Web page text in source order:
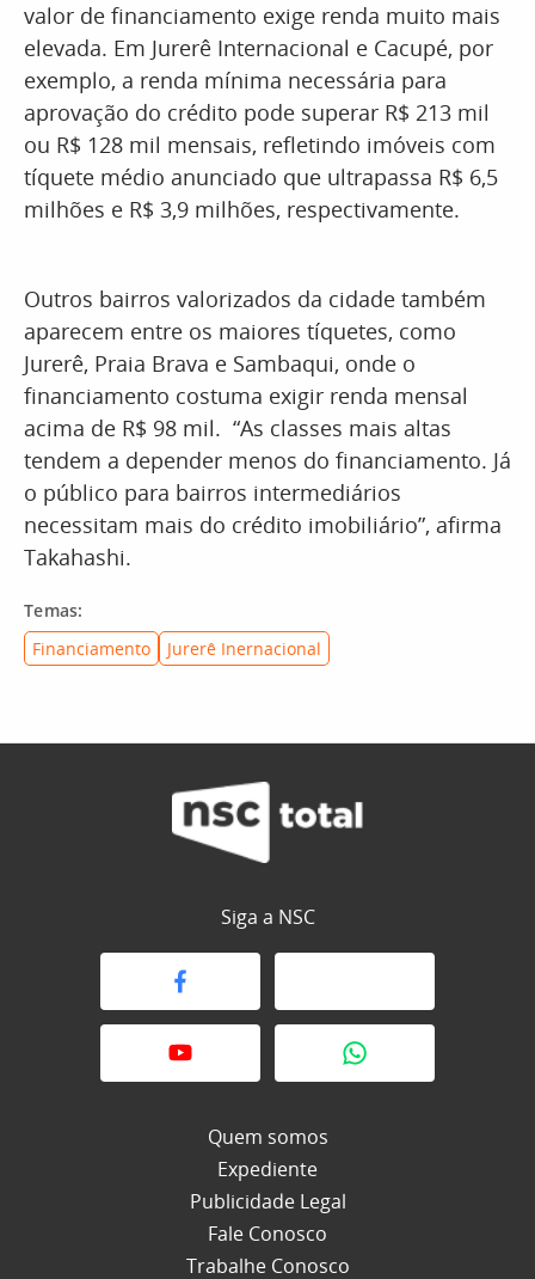
valor de financiamento exige renda muito mais
elevada. Em Jurerê Internacional e Cacupé, por
exemplo, a renda mínima necessária para
aprovação do crédito pode superar R$ 213 mil
ou R$ 128 mil mensais, refletindo imóveis com
tíquete médio anunciado que ultrapassa R$ 6,5
milhões e R$ 3,9 milhões, respectivamente.
Outros bairros valorizados da cidade também
aparecem entre os maiores tíquetes, como
Jurerê, Praia Brava e Sambaqui, onde o
financiamento costuma exigir renda mensal
acima de R$ 98 mil. “As classes mais altas
tendem a depender menos do financiamento. Já
o público para bairros intermediários
necessitam mais do crédito imobiliário”, afirma
Takahashi.
Temas:
Financiamento
Jurerê Inernacional
Siga a NSC
Quem somos
Expediente
Publicidade Legal
Fale Conosco
Trabalhe Conosco